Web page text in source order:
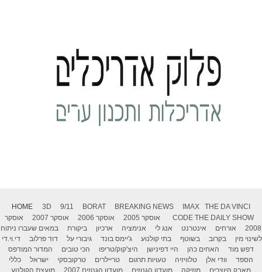
HOME 3D 9/11 BORAT BREAKING NEWS IMAX
THE DA VINCI
CODE THE DAILY SHOW אוסקר 2005 אוסקר 2006 אוסקר 2007
אוסקר
2008
אורחים אינטרנט אנג לי אנימציה ארכיון ביקורת
במאים שעברו ניתוח
לשינוי מין
בקרוב בשוטף בתי קולנוע ג'יימס בונד גיבורי על דוד פרלוב
די.וי.די
דפש מוד
האחים כהן היי דפינישן היצ'קוק/טריפו הכי טובים
המדור המודפס
הספד
וודי אלן טלוויזיה טעויות תרגום טריילרים טרקובסקי ישראל
כללי
מאבק היוצרים
מוזיקה מועדון הגנוזים מועדון הגנוזים 2007 מועצת הקולנוע